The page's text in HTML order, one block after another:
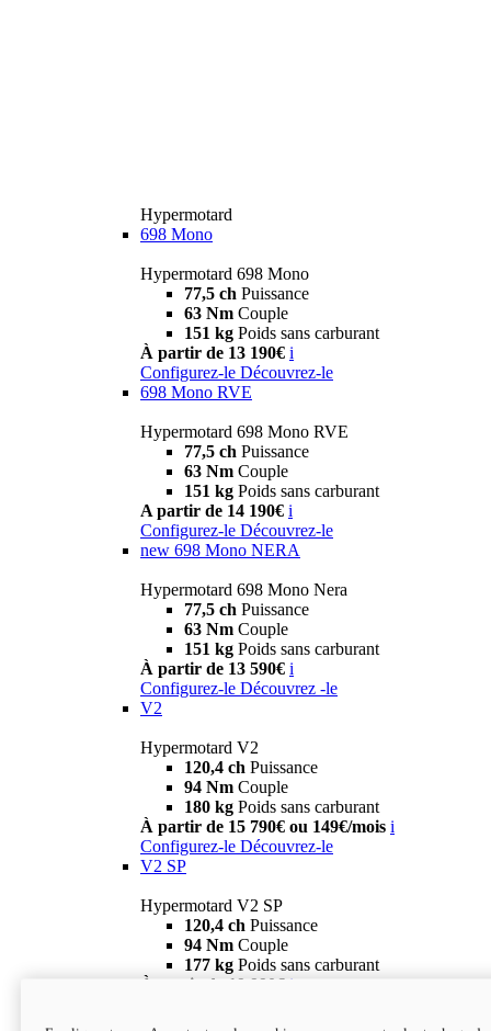
Hypermotard
698 Mono
Hypermotard 698 Mono
77,5 ch Puissance
63 Nm Couple
151 kg Poids sans carburant
À partir de 13 190€ i
Configurez-le Découvrez-le
698 Mono RVE
Hypermotard 698 Mono RVE
77,5 ch Puissance
63 Nm Couple
151 kg Poids sans carburant
A partir de 14 190€ i
Configurez-le Découvrez-le
new 698 Mono NERA
Hypermotard 698 Mono Nera
77,5 ch Puissance
63 Nm Couple
151 kg Poids sans carburant
À partir de 13 590€ i
Configurez-le Découvrez -le
V2
Hypermotard V2
120,4 ch Puissance
94 Nm Couple
180 kg Poids sans carburant
À partir de 15 790€ ou 149€/mois i
Configurez-le Découvrez-le
V2 SP
Hypermotard V2 SP
120,4 ch Puissance
94 Nm Couple
177 kg Poids sans carburant
À partir de 19 990€ i
new
V2 SP 100